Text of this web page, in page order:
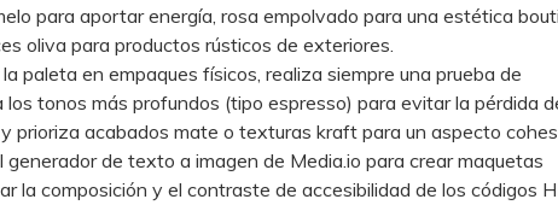
para aportar energía, rosa empolvado para una estética
oliva para productos rústicos de exteriores.
paleta en empaques físicos, realiza siempre una prueba de
los tonos más profundos (tipo espresso) para evitar la pérdida
prioriza acabados mate o texturas kraft para un aspecto
de texto a imagen de Media.io para crear maquetas
la composición y el contraste de accesibilidad de los códigos